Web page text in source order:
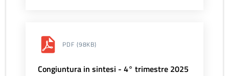
PDF (98KB)
Congiuntura in sintesi - 4° trimestre 2025